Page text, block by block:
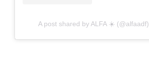
A post shared by ALFA ☀️ (@alfaadf)